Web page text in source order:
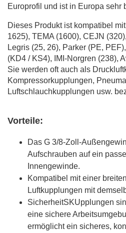
Europrofil und ist in Europa sehr
Dieses Produkt ist kompatibel
1625), TEMA (1600), CEJN
Legris (25, 26), Parker (PE,
(KD4 / KS4), IMI-Norgren (238),
Sie werden oft auch als
Kompressorkupplungen,
Luftschlauchkupplungen usw.
Vorteile:
Das G 3/8-Zoll-
Aufschrauben auf ein
Innengewinde.
Kompatibel mit einer
Luftkupplungen mit
SicherheitSKUpplungen
eine sichere
ermöglicht ein sicheres,